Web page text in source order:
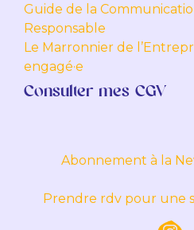
Guide de la
Responsable
Le Marronnier de
engagé·e
Consulter mes CGV
Abonnement à la
Prendre rdv pour une